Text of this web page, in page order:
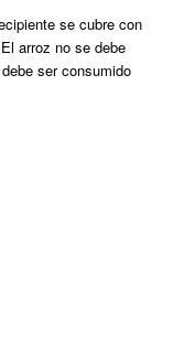
se cubre con
arroz no se debe
ser consumido